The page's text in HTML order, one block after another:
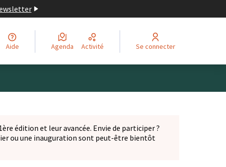
Aide Agenda Activité Se connecter
édition et leur avancée. Envie de participer ?
onglet)
ou une inauguration sont peut-être bientôt